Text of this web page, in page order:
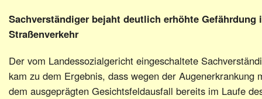
Sachverständiger bejaht deutlich erhöhte Gefährdung
Straßenverkehr
Der vom Landessozialgericht eingeschaltete
kam zu dem Ergebnis, dass wegen der Augenerkrankung
dem ausgeprägten Gesichtsfeldausfall bereits im Laufe